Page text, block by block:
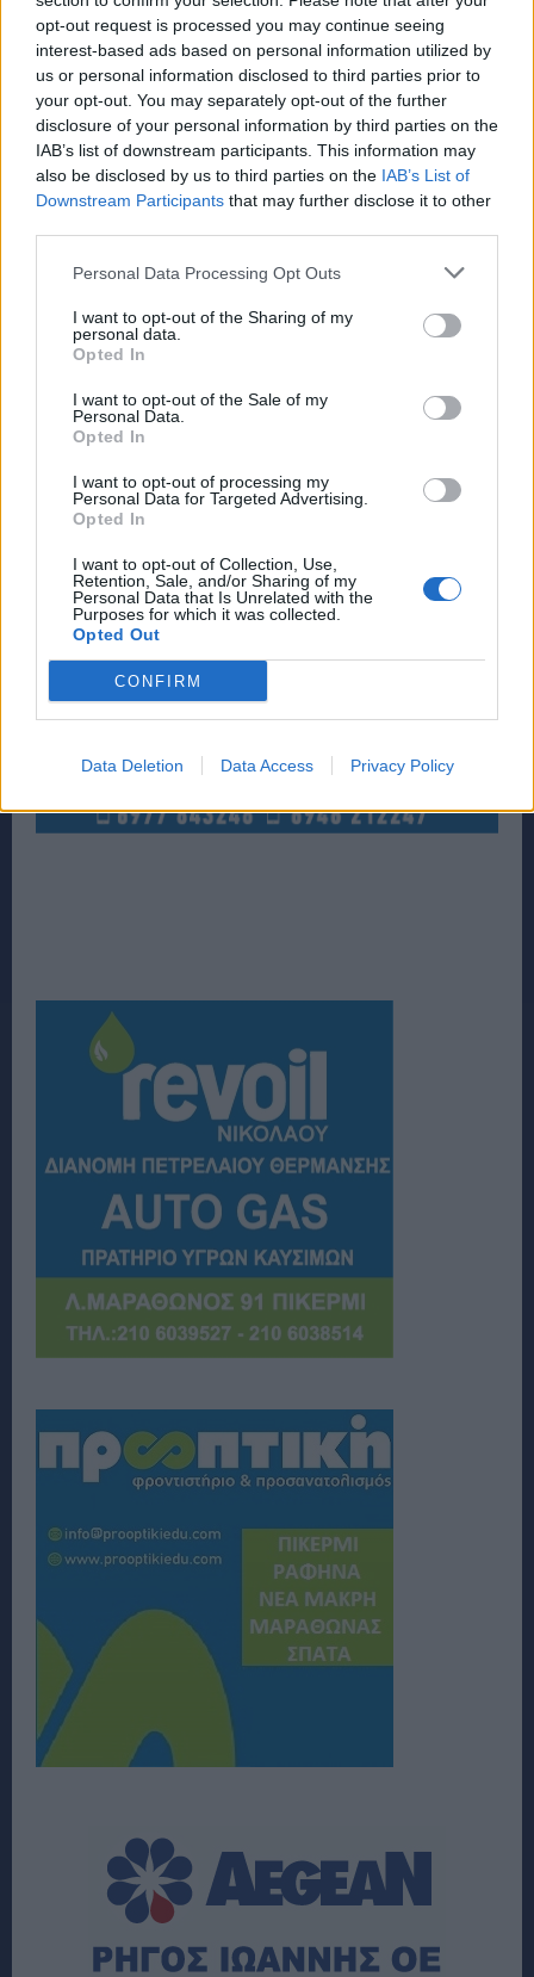
opt-out request is processed you may continue seeing
interest-based ads based on personal information utilized by
us or personal information disclosed to third parties prior to
your opt-out. You may separately opt-out of the further
disclosure of your personal information by third parties on the
IAB’s list of downstream participants. This information may
also be disclosed by us to third parties on the IAB’s List of
Downstream Participants that may further disclose it to other
Personal Data Processing Opt Outs
I want to opt-out of the Sharing of my
personal data.
Opted In
I want to opt-out of the Sale of my
Personal Data.
Opted In
I want to opt-out of processing my
Personal Data for Targeted Advertising.
Opted In
I want to opt-out of Collection, Use,
Retention, Sale, and/or Sharing of my
Personal Data that Is Unrelated with the
Purposes for which it was collected.
Opted Out
CONFIRM
Data Deletion Data Access Privacy Policy